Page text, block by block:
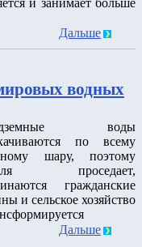
Дальше
водных
воды
по всему
шару, поэтому
проседает,
гражданские
и сельское хозяйство
Дальше